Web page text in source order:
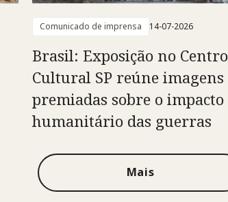
Comunicado de imprensa 14-07-2026
Brasil: Exposição no Centro
Cultural SP reúne imagens
premiadas sobre o impacto
humanitário das guerras
Mais